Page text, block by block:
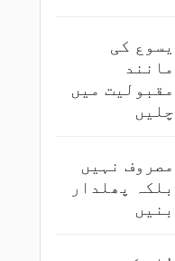
یسوع کی
مانند
مقبولیت میں
چلیں
مصروف نہیں
بلکہ پھلدار
بنیں